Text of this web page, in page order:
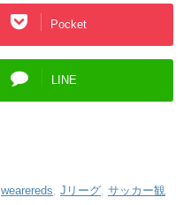
Pocket
LINE
wearereds Jリーグ サッカー観